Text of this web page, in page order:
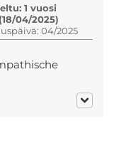
1 vuosi
04/2025)
04/2025